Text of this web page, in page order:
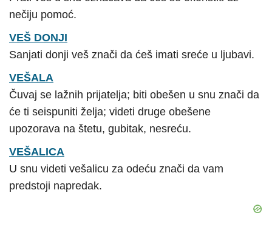
nečiju pomoć.
VEŠ DONJI
Sanjati donji veš znači da ćeš imati sreće u ljubavi.
VEŠALA
Čuvaj se lažnih prijatelja; biti obešen u snu znači da
će ti seispuniti želja; videti druge obešene
upozorava na štetu, gubitak, nesreću.
VEŠALICA
U snu videti vešalicu za odeću znači da vam
predstoji napredak.